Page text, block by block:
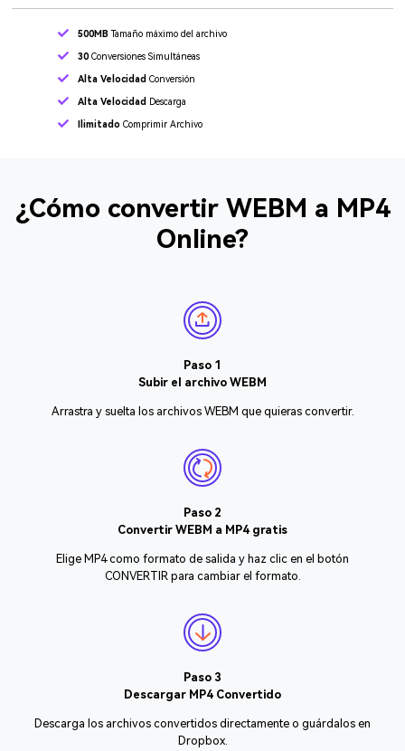
500MBTamaño máximo del archivo
30 Conversiones Simultáneas
Alta Velocidad Conversión
Alta Velocidad Descarga
Ilimitado Comprimir Archivo
¿Cómo convertir WEBM a MP4
Online?
Paso 1
Subir el archivo WEBM
Arrastra y suelta los archivos WEBM que quieras convertir.
Paso 2
Convertir WEBM a MP4 gratis
Elige MP4 como formato de salida y haz clic en el botón
CONVERTIR para cambiar el formato.
Paso 3
Descargar MP4 Convertido
Descarga los archivos convertidos directamente o guárdalos en
Dropbox.